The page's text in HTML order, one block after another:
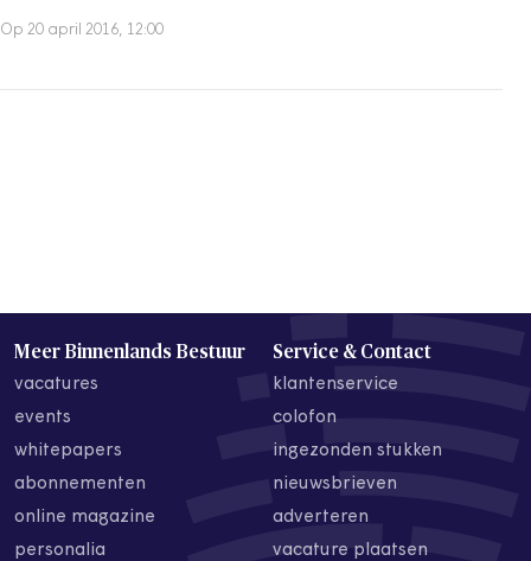
Op 20 april 2016, 12:00
Meer Binnenlands Bestuur
vacatures
events
whitepapers
abonnementen
online magazine
personalia
Service & Contact
klantenservice
colofon
ingezonden stukken
nieuwsbrieven
adverteren
vacature plaatsen